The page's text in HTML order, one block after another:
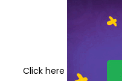
Click here